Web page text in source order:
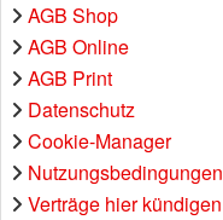
AGB Shop
AGB Online
AGB Print
Datenschutz
Cookie-Manager
Nutzungsbedingungen
Verträge hier kündigen